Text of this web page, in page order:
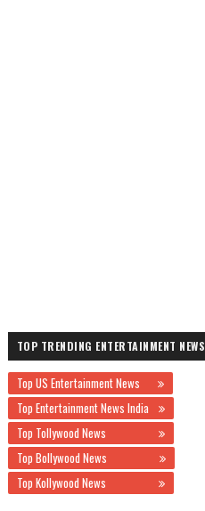
TOP TRENDING ENTERTAINMENT NEWS
Top US Entertainment News
Top Entertainment News India
Top Tollywood News
Top Bollywood News
Top Kollywood News